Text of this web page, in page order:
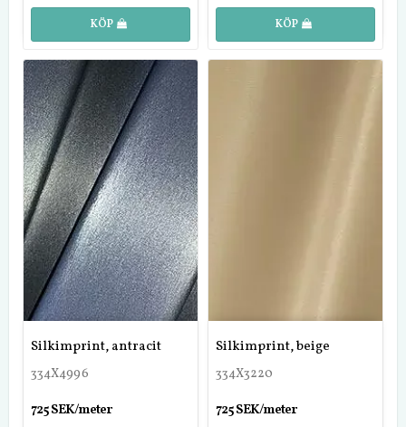
KÖP KÖP
Silkimprint, antracit
334X4996
725 SEK/meter
Silkimprint, beige
334X3220
725 SEK/meter